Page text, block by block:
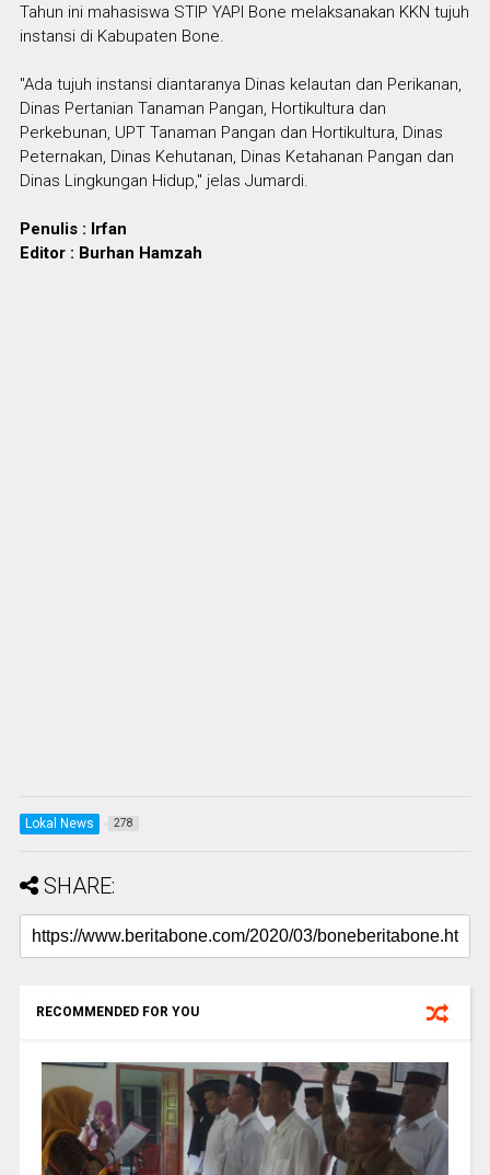
Tahun ini mahasiswa STIP YAPI Bone melaksanakan KKN tujuh
instansi di Kabupaten Bone.
"Ada tujuh instansi diantaranya Dinas kelautan dan Perikanan,
Dinas Pertanian Tanaman Pangan, Hortikultura dan
Perkebunan, UPT Tanaman Pangan dan Hortikultura, Dinas
Peternakan, Dinas Kehutanan, Dinas Ketahanan Pangan dan
Dinas Lingkungan Hidup," jelas Jumardi.
Penulis : Irfan
Editor : Burhan Hamzah
Lokal News 278
SHARE:
RECOMMENDED FOR YOU